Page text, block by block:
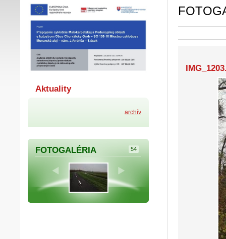
Aktuality
archív
FOTOGALÉRIA 54